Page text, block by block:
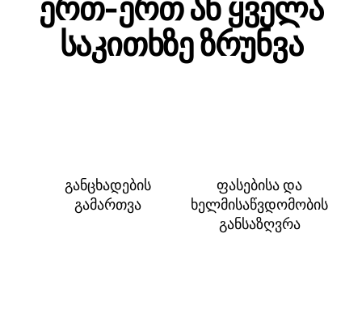
ერთ‑ერთ ან ყველა
საკითხზე ზრუნვა
განცხადების
გამართვა
ფასებისა და
ხელმისაწვდომობის
განსაზღვრა